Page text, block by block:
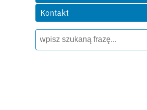
Kontakt
Wyszukiwarka
Szukaj